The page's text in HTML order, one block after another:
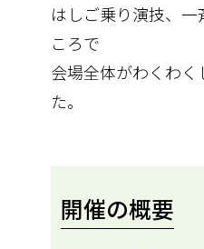
はしご乗り演技、
ころで
会場全体がわくわ
た。
開催の概要